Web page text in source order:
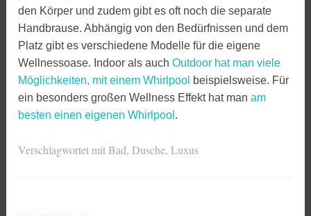
den Körper und zudem gibt es oft noch die separate
Handbrause. Abhängig von den Bedürfnissen und dem
Platz gibt es verschiedene Modelle für die eigene
Wellnessoase. Indoor als auchOutdoor hat man viele
Möglichkeiten, mit einem Whirlpool beispielsweise. Für
ein besonders großen Wellness Effekt hat manam
besten einen eigenen Whirlpool .
Verschlagwortet mitBad,Dusche,Luxus